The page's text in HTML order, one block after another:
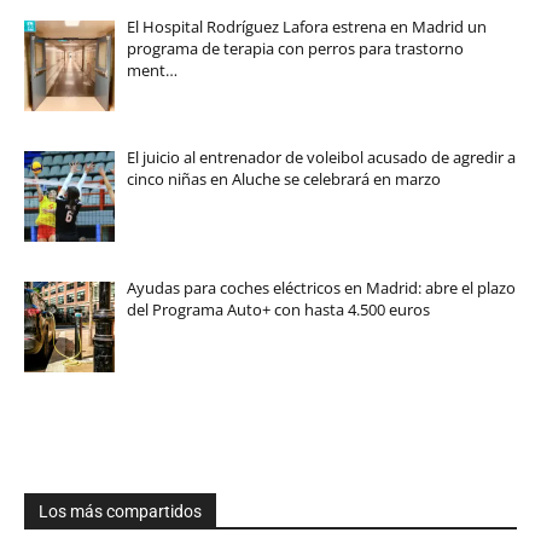
El Hospital Rodríguez Lafora estrena en Madrid un
programa de terapia con perros para trastorno
ment…
El juicio al entrenador de voleibol acusado de agredir a
cinco niñas en Aluche se celebrará en marzo
Ayudas para coches eléctricos en Madrid: abre el plazo
del Programa Auto+ con hasta 4.500 euros
Los más compartidos